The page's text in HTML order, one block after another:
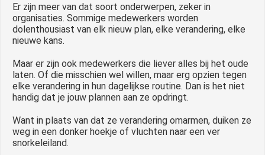
Er zijn meer van dat soort onderwerpen, zeker in
organisaties. Sommige medewerkers worden
dolenthousiast van elk nieuw plan, elke verandering, elke
nieuwe kans.
Maar er zijn ook medewerkers die liever alles bij het oude
laten. Of die misschien wel willen, maar erg opzien tegen
elke verandering in hun dagelijkse routine. Dan is het niet
handig dat je jouw plannen aan ze opdringt.
Want in plaats van dat ze verandering omarmen, duiken ze
weg in een donker hoekje of vluchten naar een ver
snorkeleiland.